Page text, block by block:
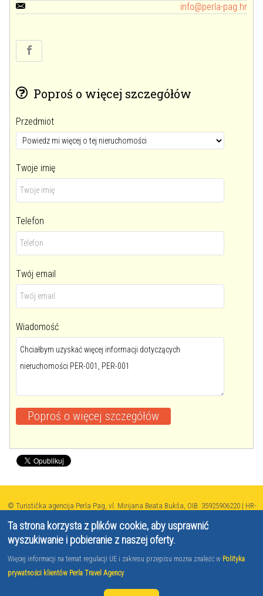
info@perla-pag.hr
Poproś o więcej szczegółów
Przedmiot
Twoje imię
Telefon
Twój email
Wiadomość
© Turistička agencija Perla Pag, vl. Mirijana Beata Bukša, OIB. 35925906220 | HR-
SWIFT:RZBHHR2X-IBAN:HR8524840081101670693 2014 - 2021 | Developed by
TJstudio
Ta strona korzysta z plików cookie, aby usprawnić
wyszukiwanie i pobieranie z naszej oferty.
Więcej informacji na temat regulacji UE i zakresu przepisu można znaleźć w Polityka
prywatności klientów Perla Travel Agency